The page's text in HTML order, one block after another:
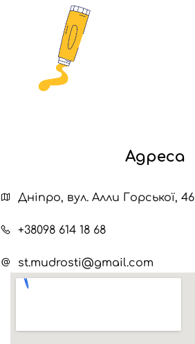
Адреса
Дніпро, вул. Алли Горської, 46
+38098 614 18 68
st.mudrosti@gmail.com